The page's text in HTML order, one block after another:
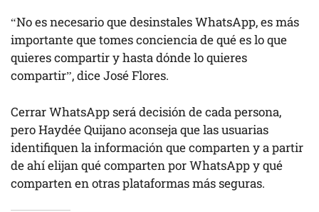
“No es necesario que desinstales WhatsApp, es más
importante que tomes conciencia de qué es lo que
quieres compartir y hasta dónde lo quieres
compartir”, dice José Flores.
Cerrar WhatsApp será decisión de cada persona,
pero Haydée Quijano aconseja que las usuarias
identifiquen la información que comparten y a partir
de ahí elijan qué comparten por WhatsApp y qué
comparten en otras plataformas más seguras.